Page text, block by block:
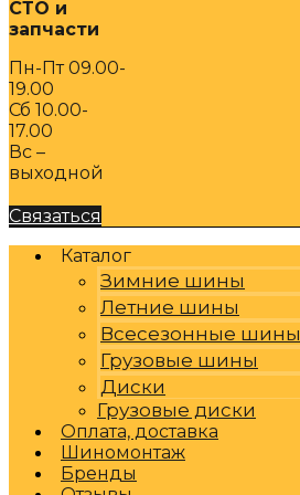
СТО и
запчасти
Пн-Пт 09.00-
19.00
Сб 10.00-
17.00
Вс –
выходной
Связаться
Каталог
Зимние шины
Летние шины
Всесезонные шины
Грузовые шины
Диски
Грузовые диски
Оплата, доставка
Шиномонтаж
Бренды